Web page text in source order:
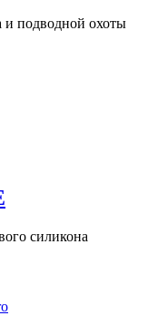
и подводной охоты
силикона